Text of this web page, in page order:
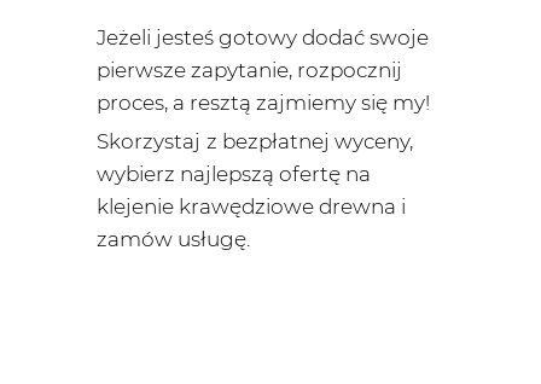
Jeżeli jesteś gotowy dodać swoje
pierwsze zapytanie, rozpocznij
proces, a resztą zajmiemy się my!
Skorzystaj z bezpłatnej wyceny,
wybierz najlepszą ofertę na
klejenie krawędziowe drewna i
zamów usługę.